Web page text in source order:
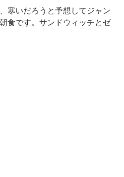
寒いだろうと予想してジャン
食です。サンドウィッチとゼ